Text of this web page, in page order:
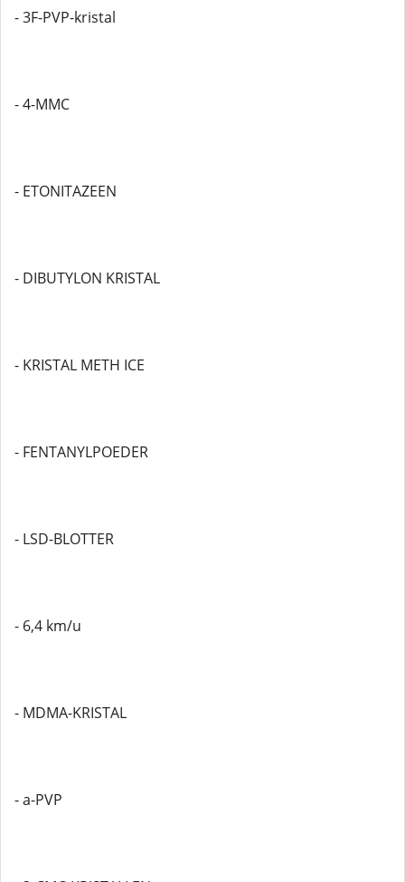
- 3F-PVP-kristal
- 4-MMC
- ETONITAZEEN
- DIBUTYLON KRISTAL
- KRISTAL METH ICE
- FENTANYLPOEDER
- LSD-BLOTTER
- 6,4 km/u
- MDMA-KRISTAL
- a-PVP